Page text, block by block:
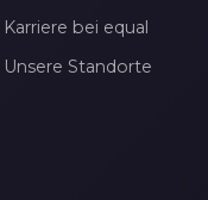
Karriere bei equal
Unsere Standorte